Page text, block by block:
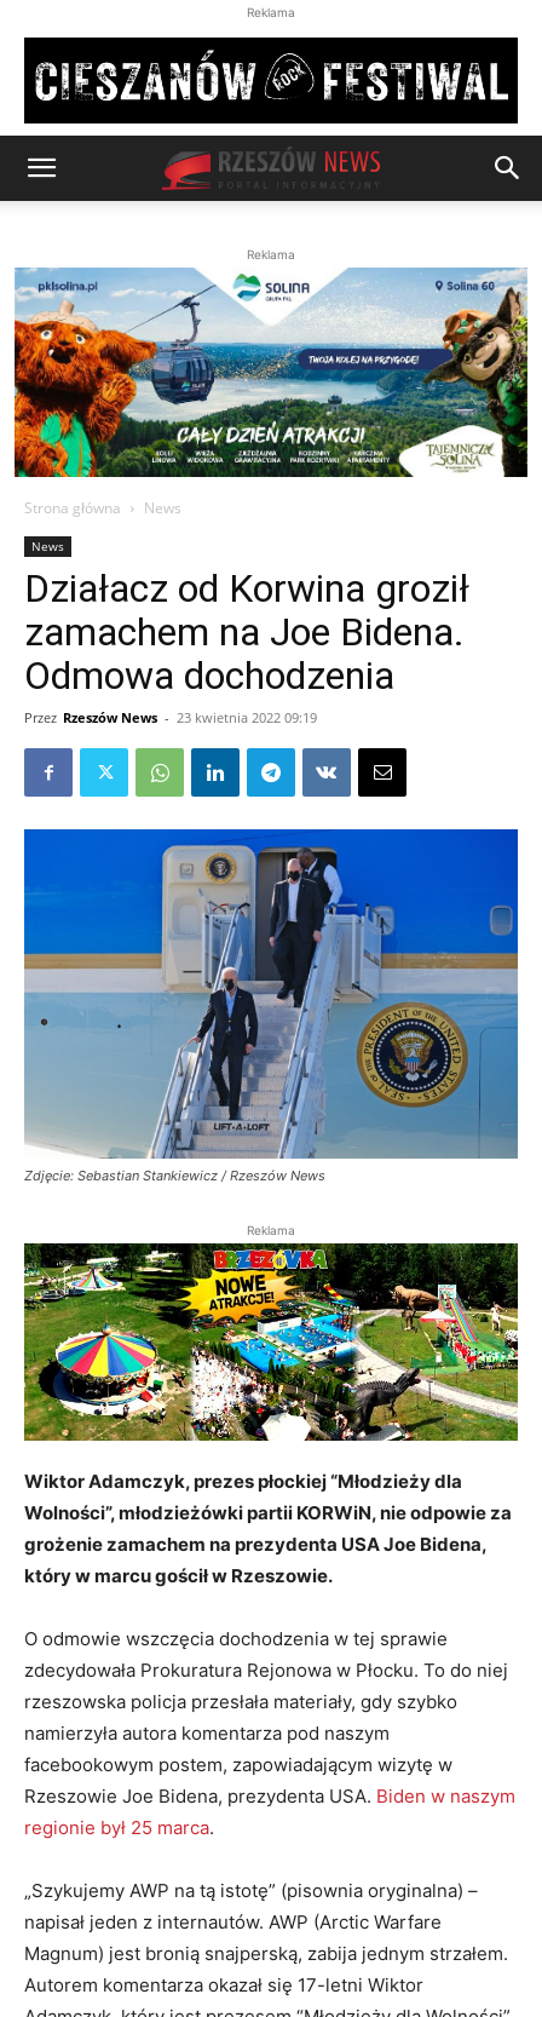
Reklama
Reklama
Strona główna News
News
Działacz od Korwina groził
zamachem na Joe Bidena.
Odmowa dochodzenia
Przez Rzeszów News - 23 kwietnia 2022 09:19
Zdjęcie: Sebastian Stankiewicz / Rzeszów News
Reklama
Wiktor Adamczyk, prezes płockiej “Młodzieży dla
Wolności”, młodzieżówki partii KORWiN, nie odpowie za
grożenie zamachem na prezydenta USA Joe Bidena,
który w marcu gościł w Rzeszowie.
O odmowie wszczęcia dochodzenia w tej sprawie
zdecydowała Prokuratura Rejonowa w Płocku. To do niej
rzeszowska policja przesłała materiały, gdy szybko
namierzyła autora komentarza pod naszym
facebookowym postem, zapowiadającym wizytę w
Rzeszowie Joe Bidena, prezydenta USA. Biden w naszym
regionie był 25 marca.
„Szykujemy AWP na tą istotę” (pisownia oryginalna) –
napisał jeden z internautów. AWP (Arctic Warfare
Magnum) jest bronią snajperską, zabija jednym strzałem.
Autorem komentarza okazał się 17-letni Wiktor